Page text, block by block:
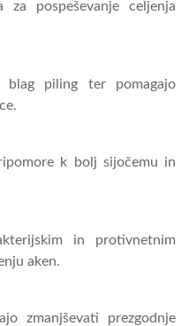
pospeševanje celjenja
piling ter pomagajo
k bolj sijočemu in
in protivnetnim
aken.
zmanjševati prezgodnje